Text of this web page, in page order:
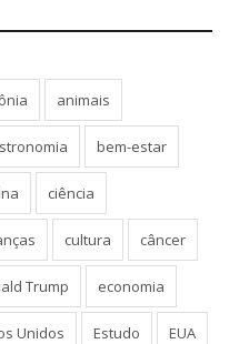
animais
bem-estar
ciência
cultura câncer
Trump economia
Unidos Estudo EUA